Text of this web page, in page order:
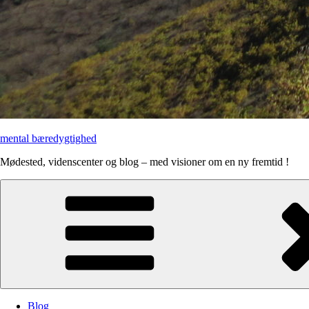
mental bæredygtighed
Mødested, videnscenter og blog – med visioner om en ny fremtid !
Blog